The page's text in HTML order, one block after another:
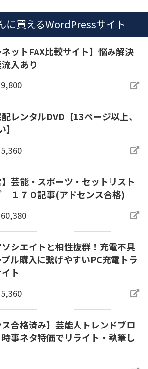
に買えるWordPressサイト
ネットFAX比較サイト】悩み解決
入あり
配レンタルDVD【13ページ以上、
】芸能・スポーツ・セットリスト
１７０記事(アドセンス合格)
シエイトと相性抜群！充電不具
ル購入に繋げやすいPC充電トラ
ト
ス合格済み】芸能人トレンドブロ
事ネタ特価でリライト・執筆し